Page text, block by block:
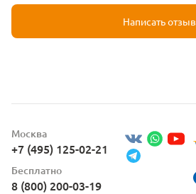
Написать отзыв
Москва
+7 (495) 125-02-21
Бесплатно
8 (800) 200-03-19